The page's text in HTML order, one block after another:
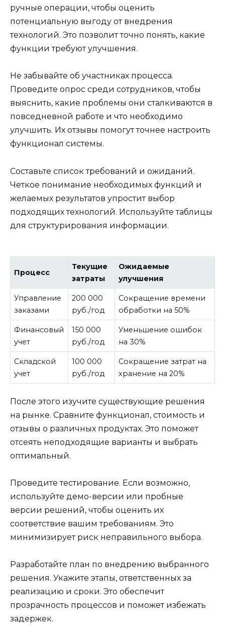
ручные операции, чтобы оценить
потенциальную выгоду от внедрения
технологий. Это позволит точно понять, какие
функции требуют улучшения.
Не забывайте об участниках процесса.
Проведите опрос среди сотрудников, чтобы
выяснить, какие проблемы они сталкиваются в
повседневной работе и что необходимо
улучшить. Их отзывы помогут точнее настроить
функционал системы.
Составьте список требований и ожиданий.
Четкое понимание необходимых функций и
желаемых результатов упростит выбор
подходящих технологий. Используйте таблицы
для структурирования информации.
Процесс
Текущие
затраты
Ожидаемые
улучшения
Управление
заказами
200 000
руб./год
Сокращение времени
обработки на 50%
Финансовый
учет
150 000
руб./год
Уменьшение ошибок
на 30%
Складской
учет
100 000
руб./год
Сокращение затрат на
хранение на 20%
После этого изучите существующие решения
на рынке. Сравните функционал, стоимость и
отзывы о различных продуктах. Это поможет
отсеять неподходящие варианты и выбрать
оптимальный.
Проведите тестирование. Если возможно,
используйте демо-версии или пробные
версии решений, чтобы оценить их
соответствие вашим требованиям. Это
минимизирует риск неправильного выбора.
Разработайте план по внедрению выбранного
решения. Укажите этапы, ответственных за
реализацию и сроки. Это обеспечит
прозрачность процессов и поможет избежать
задержек.